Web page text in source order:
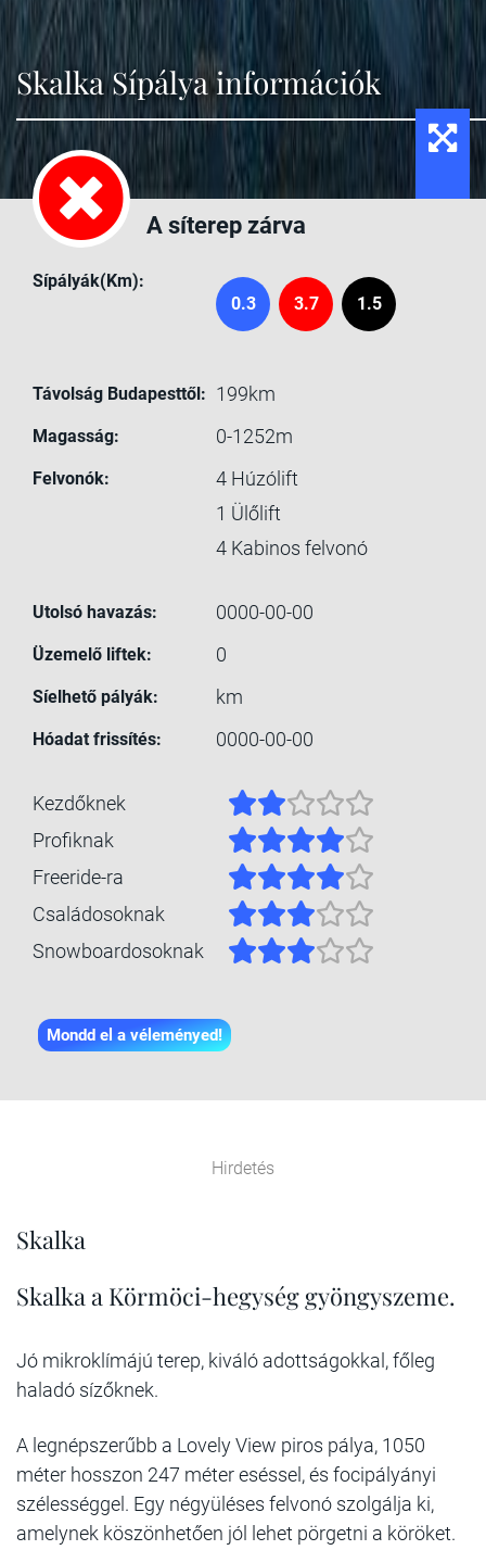
Skalka Sípálya információk
A síterep zárva
Sípályák(Km):
0.3
3.7 1.5
Távolság Budapesttől: 199km
Magasság: 0-1252m
Felvonók: 4 Húzólift
1 Ülőlift
4 Kabinos felvonó
Utolsó havazás: 0000-00-00
Üzemelő liftek: 0
Síelhető pályák: km
Hóadat frissítés: 0000-00-00
Kezdőknek
Profiknak
Freeride-ra
Családosoknak
Snowboardosoknak
Mondd el a véleményed!
Hirdetés
Skalka
Skalka a Körmöci-hegység gyöngyszeme.
Jó mikroklímájú terep, kiváló adottságokkal, főleg
haladó sízőknek.
A legnépszerűbb a Lovely View piros pálya, 1050
méter hosszon 247 méter eséssel, és focipályányi
szélességgel. Egy négyüléses felvonó szolgálja ki,
amelynek köszönhetően jól lehet pörgetni a köröket.